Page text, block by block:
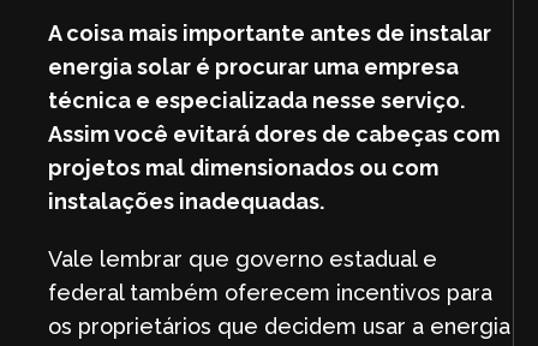
A coisa mais importante antes de instalar
energia solar é procurar uma empresa
técnica e especializada nesse serviço.
Assim você evitará dores de cabeças com
projetos mal dimensionados ou com
instalações inadequadas.
Vale lembrar que governo estadual e
federal também oferecem incentivos para
os proprietários que decidem usar a energia